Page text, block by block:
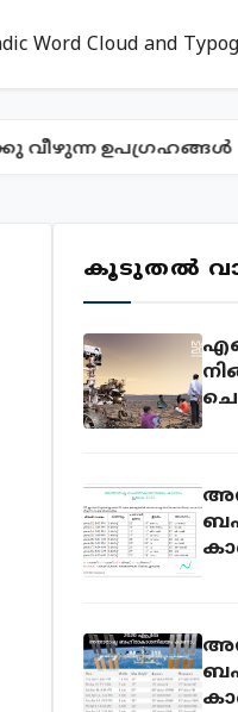
Word Cloud and
ഉപഗ്രഹങ്ങൾ
കൂടുതൽ